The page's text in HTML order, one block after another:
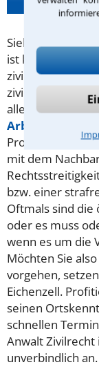
Sieht man sich
ist keine Straftat
zivilrechtlich
zivilrechtliche
aller Arten von
Arbeitsvertrag
Probleme mit
mit dem
bzw. einer
Oftmals sind die
oder es muss
wenn es um die
Möchten Sie
vorgehen,
Eichenzell.
seinen
schnellen
Anwalt Zivilrecht
unverbindlich an.